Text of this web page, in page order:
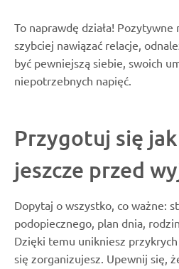
To naprawdę działa!
szybciej nawiązać relacje,
być pewniejszą siebie, swoich
niepotrzebnych napięć.
Przygotuj się
jeszcze przed
Dopytaj o wszystko, co ważne:
podopiecznego, plan dnia,
Dzięki temu unikniesz
się zorganizujesz. Upewnij się,